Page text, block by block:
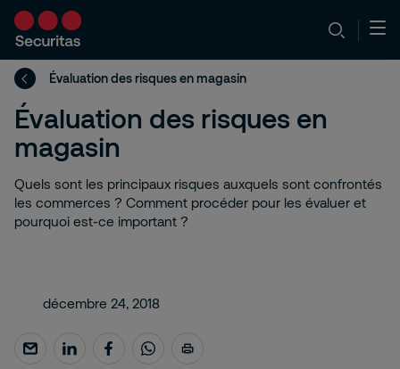
Évaluation des risques en magasin
Évaluation des risques en
magasin
Quels sont les principaux risques auxquels sont confrontés
les commerces ? Comment procéder pour les évaluer et
pourquoi est-ce important ?
décembre 24, 2018